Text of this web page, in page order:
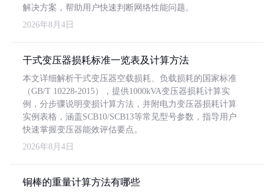
解决方案，帮助用户快速判断网络性能问题。
2026年8月4日
干式变压器损耗标准一览表及计算方法
本文详细解析干式变压器空载损耗、负载损耗的国家标准
（GB/T 10228-2015），提供1000kVA变压器损耗计算实
例，分步骤说明变损计算方法，并附电力变压器损耗计算
实例表格，涵盖SCB10/SCB13等常见型号参数，指导用户
快速掌握变压器能效评估要点。
2026年8月4日
铜棒的重量计算方法有哪些